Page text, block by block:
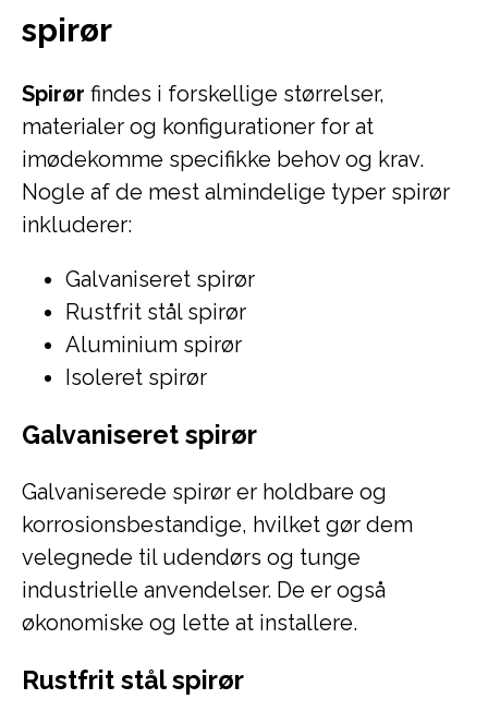
spirør
Spirør findes i forskellige størrelser,
materialer og konfigurationer for at
imødekomme specifikke behov og krav.
Nogle af de mest almindelige typer spirør
inkluderer:
Galvaniseret spirør
Rustfrit stål spirør
Aluminium spirør
Isoleret spirør
Galvaniseret spirør
Galvaniserede spirør er holdbare og
korrosionsbestandige, hvilket gør dem
velegnede til udendørs og tunge
industrielle anvendelser. De er også
økonomiske og lette at installere.
Rustfrit stål spirør